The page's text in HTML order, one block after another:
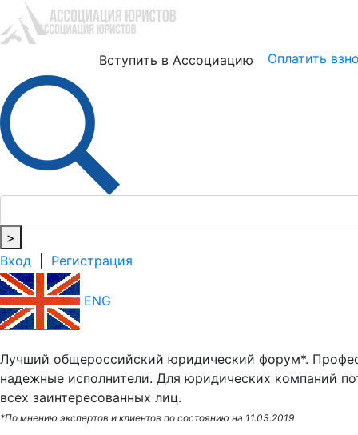
Вступить в Ассоциацию Оплатить
>
Вход
Регистрация
ENG
Лучший общероссийский юридический форум*.
надежные исполнители. Для юридических компаний
всех заинтересованных лиц.
*По мнению экспертов и клиентов по состоянию на 11.03.2019